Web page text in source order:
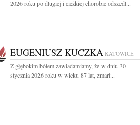
2026 roku po długiej i ciężkiej chorobie odszedł...
EUGENIUSZ KUCZKA KATOWICE
Z głębokim bólem zawiadamiamy, że w dniu 30
stycznia 2026 roku w wieku 87 lat, zmarł...